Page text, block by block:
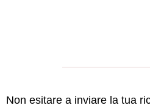
Non esitare a inviare la tua